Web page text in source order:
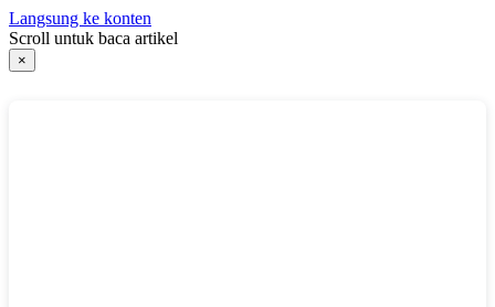
Langsung ke konten
Scroll untuk baca artikel
×